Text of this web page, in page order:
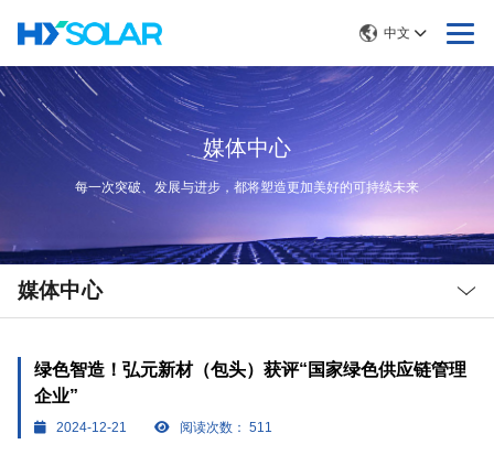
中文
媒体中心
每一次突破、发展与进步，都将塑造更加美好的可持续未来
媒体中心
Nav
Open
Menu
绿色智造！弘元新材（包头）获评“国家绿色供应链管理
企业”
2024-12-21 阅读次数： 511